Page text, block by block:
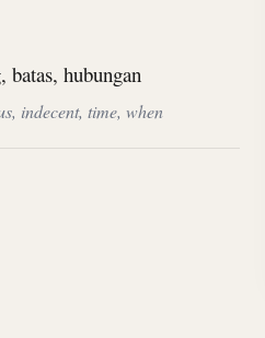
batas, hubungan
indecent, time, when